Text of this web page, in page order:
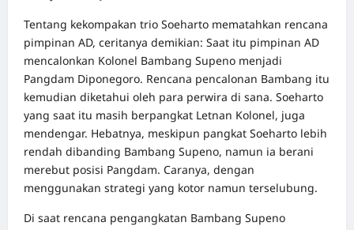
Tentang kekompakan trio Soeharto mematahkan rencana
pimpinan AD, ceritanya demikian: Saat itu pimpinan AD
mencalonkan Kolonel Bambang Supeno menjadi
Pangdam Diponegoro. Rencana pencalonan Bambang itu
kemudian diketahui oleh para perwira di sana. Soeharto
yang saat itu masih berpangkat Letnan Kolonel, juga
mendengar. Hebatnya, meskipun pangkat Soeharto lebih
rendah dibanding Bambang Supeno, namun ia berani
merebut posisi Pangdam. Caranya, dengan
menggunakan strategi yang kotor namun terselubung.
Di saat rencana pengangkatan Bambang Supeno